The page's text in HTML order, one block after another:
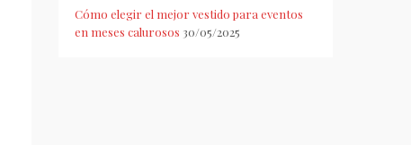
Cómo elegir el mejor vestido para eventos
en meses calurosos 30/05/2025